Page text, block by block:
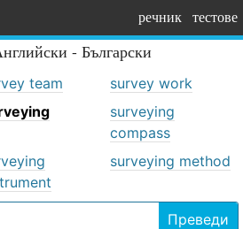
речник тестове
- Български
team
survey work
surveying
compass
surveying method
Преведи